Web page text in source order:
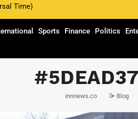
Time)
Sports Finance Politics
innnews.co > Blog